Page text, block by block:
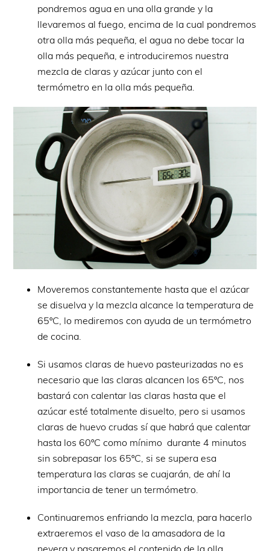
pondremos agua en una olla grande y la
llevaremos al fuego, encima de la cual pondremos
otra olla más pequeña, el agua no debe tocar la
olla más pequeña, e introduciremos nuestra
mezcla de claras y azúcar junto con el
termómetro en la olla más pequeña.
Moveremos constantemente hasta que el azúcar
se disuelva y la mezcla alcance la temperatura de
65ºC, lo mediremos con ayuda de un termómetro
de cocina.
Si usamos claras de huevo pasteurizadas no es
necesario que las claras alcancen los 65ºC, nos
bastará con calentar las claras hasta que el
azúcar esté totalmente disuelto, pero si usamos
claras de huevo crudas sí que habrá que calentar
hasta los 60ºC como mínimo durante 4 minutos
sin sobrepasar los 65ºC, si se supera esa
temperatura las claras se cuajarán, de ahí la
importancia de tener un termómetro.
Continuaremos enfriando la mezcla, para hacerlo
extraeremos el vaso de la amasadora de la